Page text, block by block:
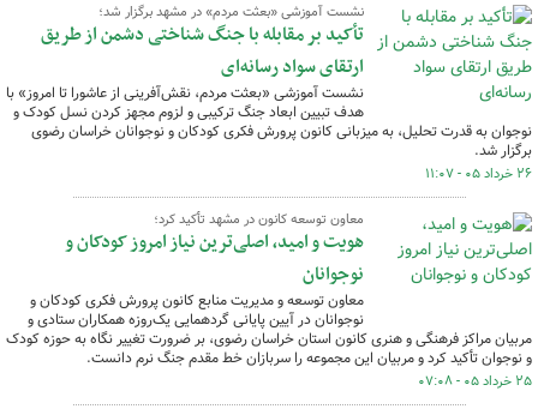
نشست آموزشی «بعثت مردم» در مشهد برگزار شد؛
تأکید بر مقابله با جنگ شناختی دشمن از طریق
ارتقای سواد رسانه‌ای
​نشست آموزشی «بعثت مردم، نقش‌آفرینی از عاشورا تا امروز» با
هدف تبیین ابعاد جنگ ترکیبی و لزوم مجهز کردن نسل کودک و
نوجوان به قدرت تحلیل، به میزبانی کانون پرورش فکری کودکان و نوجوانان خراسان رضوی
برگزار شد.
۲۶ خرداد ۰۵ - ۱۱:۰۷
معاون توسعه کانون در مشهد تأکید کرد؛
هویت و امید، اصلی‌ترین نیاز امروز کودکان و
نوجوانان
معاون توسعه و مدیریت منابع کانون پرورش فکری کودکان و
نوجوانان در آیین پایانی گردهمایی یک‌روزه همکاران ستادی و
مربیان مراکز فرهنگی و هنری کانون استان خراسان رضوی، بر ضرورت تغییر نگاه به حوزه کودک
و نوجوان تأکید کرد و مربیان این مجموعه را سربازان خط مقدم جنگ نرم دانست.
۲۵ خرداد ۰۵ - ۰۷:۰۸